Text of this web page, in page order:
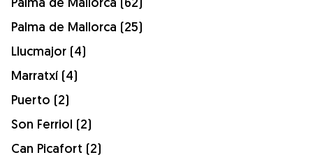
Palma de Mallorca (25)
Llucmajor (4)
Marratxí (4)
Puerto (2)
Son Ferriol (2)
Can Picafort (2)